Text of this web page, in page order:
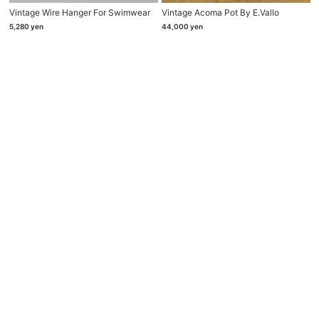
Vintage Wire Hanger For Swimwear
5,280 yen
Vintage Acoma Pot By E.vallo
44,000 yen